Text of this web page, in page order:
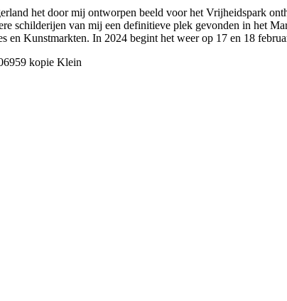
het door mij ontworpen beeld voor het Vrijheidspark
schilderijen van mij een definitieve plek gevonden in het
en Kunstmarkten. In 2024 begint het weer op 17 en 18